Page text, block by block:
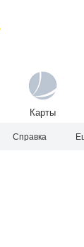
Карты
Справка